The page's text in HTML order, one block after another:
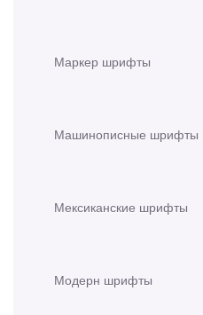
Маркер шрифты
Машинописные шрифты
Мексиканские шрифты
Модерн шрифты